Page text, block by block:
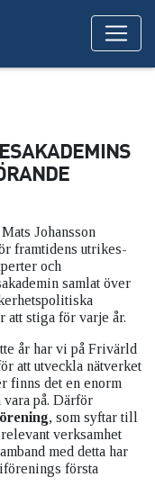
Johansson
framtidens utrikes-
och
samlat över
att stiga för varje år.
år har vi på Frivärld
att utveckla nätverket
finns det en enorm
på. Därför
, som syftar till
verksamhet
med detta har
första